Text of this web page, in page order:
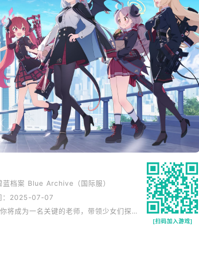
档案 Blue Archive（国际服）
：2025-07-07
踏入《蔚蓝档案》的游戏世界，你将成为一名关键的老师，带领少女们探索未知。游戏中的「基沃托斯」充满了神秘色彩，隐藏着许多秘密等待你去揭开。你将与少女们一起，经历各种有趣的事件，从解决校园纠纷，到对抗神秘势力。在这个过程中，你会逐渐了解每个少女的性格和背景，与她们建立深厚的情感纽带。游戏的美术风格清新可爱，角色设计萌趣十足。战斗时，技能特效绚丽多彩，给你带来震撼的视觉体验。快来加入这个充满魅力的游戏世界，与少女们一起书写属于你们的传奇吧。
[扫码加入游戏]